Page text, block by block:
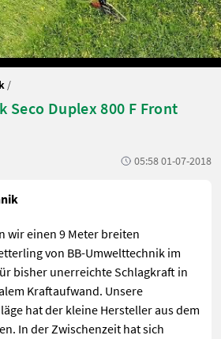
/
Seco Duplex 800 F Front
05:58 01-07-2018
wir einen 9 Meter breiten
von BB-Umwelttechnik im
bisher unerreichte Schlagkraft in
Kraftaufwand. Unsere
hat der kleine Hersteller aus dem
In der Zwischenzeit hat sich